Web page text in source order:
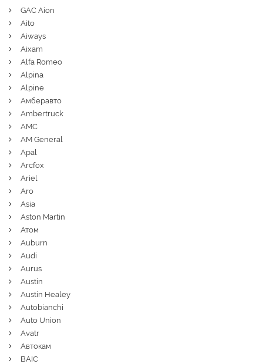
GAC Aion
Aito
Aiways
Aixam
Alfa Romeo
Alpina
Alpine
Амберавто
Ambertruck
AMC
AM General
Apal
Arcfox
Ariel
Aro
Asia
Aston Martin
Атом
Auburn
Audi
Aurus
Austin
Austin Healey
Autobianchi
Auto Union
Avatr
Автокам
BAIC